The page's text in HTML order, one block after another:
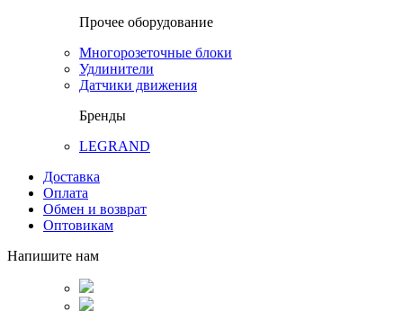
Прочее оборудование
Многорозеточные блоки
Удлинители
Датчики движения
Бренды
LEGRAND
Доставка
Оплата
Обмен и возврат
Оптовикам
Напишите нам